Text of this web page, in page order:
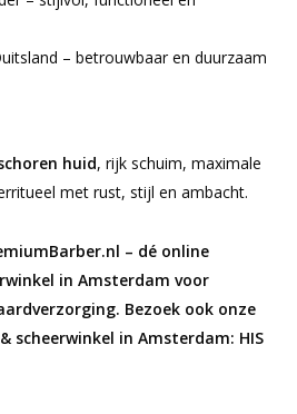
– betrouwbaar en duurzaam
huid, rijk schuim, maximale
met rust, stijl en ambacht.
– dé online
in Amsterdam voor
Bezoek ook onze
scheerwinkel in Amsterdam: HIS